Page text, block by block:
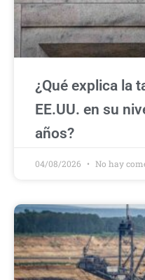
¿Qué explica la
EE.UU. en su
años?
04/08/2026 No hay